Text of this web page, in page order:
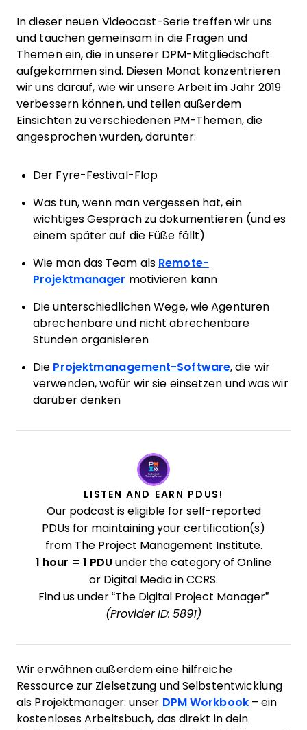
In dieser neuen Videocast-Serie treffen wir uns
und tauchen gemeinsam in die Fragen und
Themen ein, die in unserer DPM-Mitgliedschaft
aufgekommen sind. Diesen Monat konzentrieren
wir uns darauf, wie wir unsere Arbeit im Jahr 2019
verbessern können, und teilen außerdem
Einsichten zu verschiedenen PM-Themen, die
angesprochen wurden, darunter:
Der Fyre-Festival-Flop
Was tun, wenn man vergessen hat, ein
wichtiges Gespräch zu dokumentieren (und es
einem später auf die Füße fällt)
Wie man das Team als Remote-
Projektmanager motivieren kann
Die unterschiedlichen Wege, wie Agenturen
abrechenbare und nicht abrechenbare
Stunden organisieren
Die Projektmanagement-Software, die wir
verwenden, wofür wir sie einsetzen und was wir
darüber denken
LISTEN AND EARN PDUS!
Our podcast is eligible for self-reported
PDUs for maintaining your certification(s)
from The Project Management Institute.
1 hour = 1 PDU under the category of Online
or Digital Media in CCRS.
Find us under “The Digital Project Manager”
(Provider ID: 5891)
Wir erwähnen außerdem eine hilfreiche
Ressource zur Zielsetzung und Selbstentwicklung
als Projektmanager: unser DPM Workbook– ein
kostenloses Arbeitsbuch, das direkt in dein